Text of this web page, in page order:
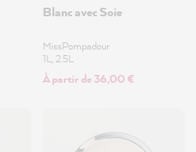
Blanc avec Soie
MissPompadour
1L, 2.5L
À partir de 36,00 €